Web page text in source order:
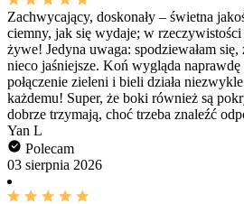
Zachwycający, doskonały – świetna
ciemny, jak się wydaje; w
żywe! Jedyna uwaga: spodziewałam się,
nieco jaśniejsze. Koń wygląda naprawdę
połączenie zieleni i bieli działa
każdemu! Super, że boki również są
dobrze trzymają, choć trzeba znaleźć
Yan L
Polecam
03 sierpnia 2026